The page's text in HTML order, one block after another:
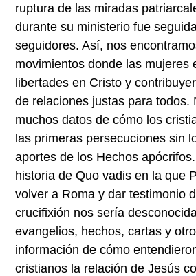
ruptura de las miradas
durante su ministerio fue
seguidores. Así, nos
movimientos donde las mujeres
libertades en Cristo y
de relaciones justas para todos.
muchos datos de cómo los
las primeras persecuciones sin
aportes de los Hechos
historia de Quo vadis en la que
volver a Roma y dar testimonio
crucifixión nos sería
evangelios, hechos, cartas y
información de cómo
cristianos la relación de Jesús